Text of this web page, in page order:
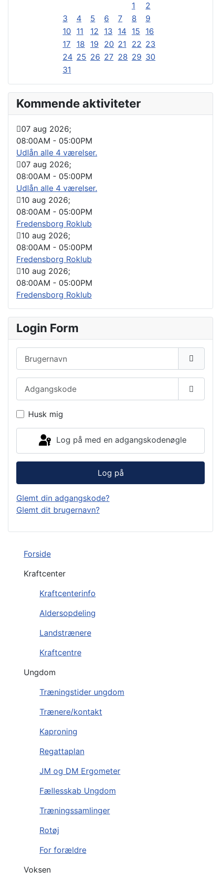
Forside
Kraftcenter
Kraftcenterinfo
Aldersopdeling
Landstrænere
Kraftcentre
Ungdom
Træningstider ungdom
Trænere/kontakt
Kaproning
Regattaplan
JM og DM Ergometer
Fællesskab Ungdom
Træningssamlinger
Rotøj
For forældre
Voksen
1
2
3
4 5 6 7 8
9
10
11 12 13 14 15
16
17
18 19 20 21 22 23
24 25 26 27 28 29 30
31
Kommende aktiviteter
07 aug 2026;
08:00AM - 05:00PM
Udlån alle 4 værelser.
07 aug 2026;
08:00AM - 05:00PM
Udlån alle 4 værelser.
10 aug 2026;
08:00AM - 05:00PM
Fredensborg Roklub
10 aug 2026;
08:00AM - 05:00PM
Fredensborg Roklub
10 aug 2026;
08:00AM - 05:00PM
Fredensborg Roklub
Login Form
Vis
Husk mig
Log på med en adgangskodenøgle
Log på
Glemt din adgangskode?
Glemt dit brugernavn?